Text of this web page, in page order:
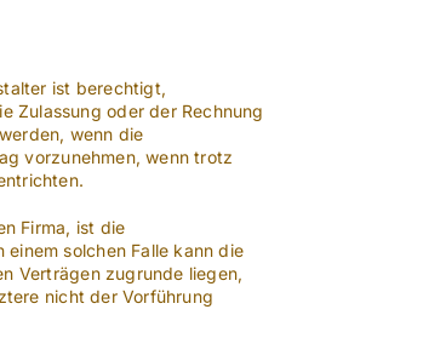
ist berechtigt,
Zulassung oder der Rechnung
wenn die
vorzunehmen, wenn trotz
Firma, ist die
solchen Falle kann die
Verträgen zugrunde liegen,
nicht der Vorführung